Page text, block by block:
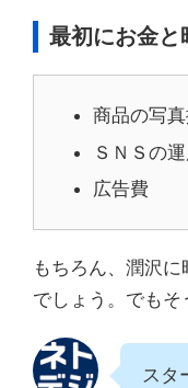
最初にお金と
商品の写
ＳＮＳの
広告費
もちろん、潤沢
でしょう。でもそ
スタ